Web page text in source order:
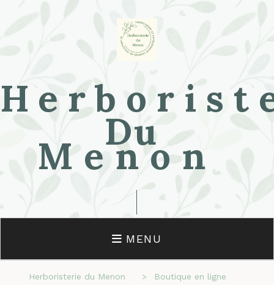
Du
Menon
MENU
Herboristerie du Menon Boutique en ligne